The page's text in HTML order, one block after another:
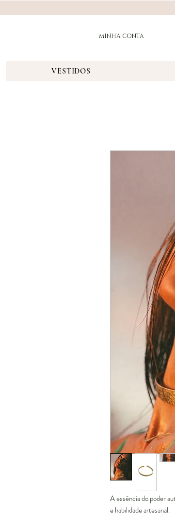
MINHA CONTA
VESTIDOS
A essência do poder
e habilidade artesanal.